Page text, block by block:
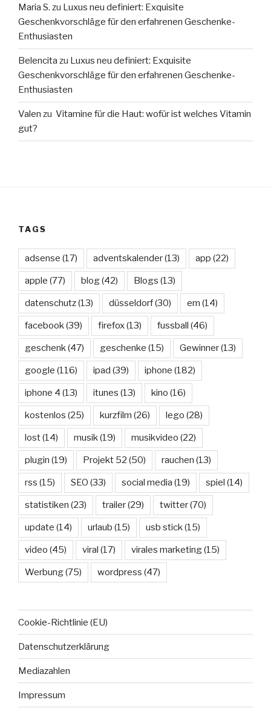
Maria S. zu Luxus neu definiert: Exquisite
Geschenkvorschläge für den erfahrenen Geschenke-
Enthusiasten
Belencita zu Luxus neu definiert: Exquisite
Geschenkvorschläge für den erfahrenen Geschenke-
Enthusiasten
Valen zu Vitamine für die Haut: wofür ist welches Vitamin
gut?
TAGS
adsense (17) adventskalender(13) app (22)
apple (77) blog(42) Blogs (13)
datenschutz(13) düsseldorf(30) em (14)
facebook(39) firefox(13) fussball (46)
geschenk(47) geschenke (15) Gewinner(13)
google (116) ipad (39) iphone (182)
iphone 4 (13) itunes (13) kino (16)
kostenlos (25) kurzfilm (26) lego (28)
lost(14) musik(19) musikvideo (22)
plugin (19) Projekt 52 (50) rauchen (13)
rss (15) SEO (33) social media (19) spiel (14)
statistiken (23) trailer(29) twitter(70)
update (14) urlaub (15) usb stick(15)
video (45) viral (17) virales marketing(15)
Werbung(75) wordpress (47)
Cookie-Richtlinie (EU)
Datenschutzerklärung
Mediazahlen
Impressum